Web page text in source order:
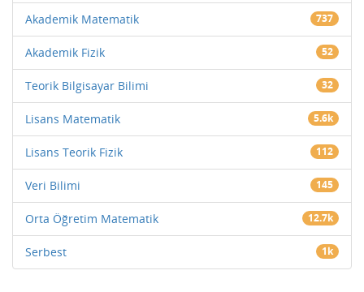
Akademik Matematik 737
Akademik Fizik 52
Teorik Bilgisayar Bilimi 32
Lisans Matematik 5.6k
Lisans Teorik Fizik 112
Veri Bilimi 145
Orta Öğretim Matematik 12.7k
Serbest 1k